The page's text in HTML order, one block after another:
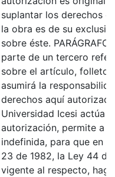
suplantar los derechos
la obra es de su
sobre éste.
parte de un tercero
sobre el artículo, folleto
asumirá la
derechos aquí
Universidad Icesi actúa
autorización, permite a
indefinida, para que en
23 de 1982, la Ley 44
vigente al respecto,